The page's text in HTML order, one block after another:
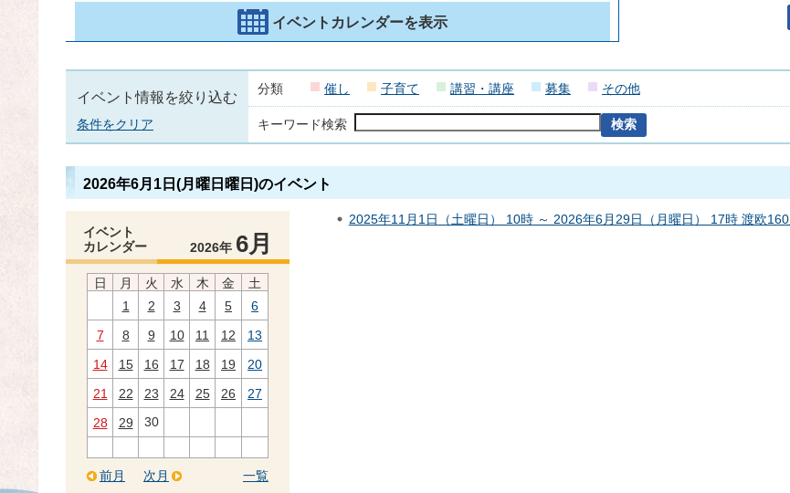
イベントカレンダーを表示
イベント情報を絞り込む
条件をクリア
分類 催し 子育て 講習・講座 募集 その他
キーワード検索
2026年6月1日(月曜日曜日)のイベント
イベント
カレンダー
2026年 6月
日 月 火 水 木 金
土
1
2 3 4 5
6
7
8 9 10 11 12
13
14
15 16 17 18 19
20
21
22 23 24 25 26
27
28
29 30
前月 一覧
次月
2025年11月1日（土曜日） 10時 ～ 2026年6月29日（月曜日） 17時 渡欧